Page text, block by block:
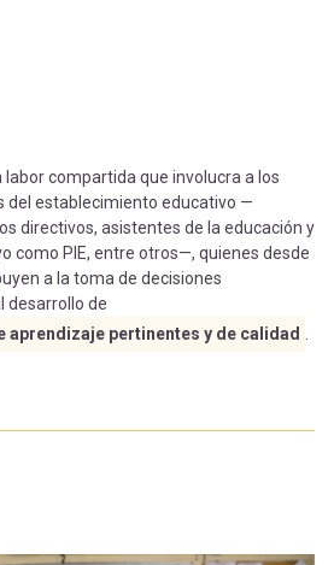
labor compartida que involucra a los
del establecimiento educativo —
directivos, asistentes de la educación y
como PIE, entre otros—, quienes desde
a la toma de decisiones
desarrollo de
aprendizaje pertinentes y de calidad